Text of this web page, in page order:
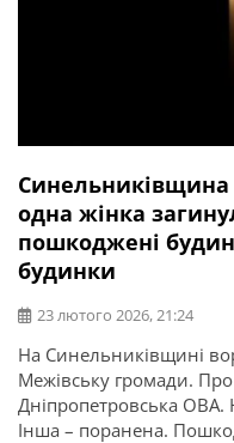
одна жінка
пошкоджені
будинки
23 лютого 2026, 21:24
На Синельниківщині
Межівську громади.
Дніпропетровська ОВА.
Інша – поранена.